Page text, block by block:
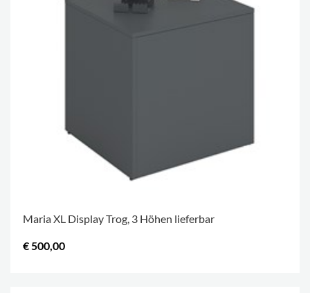
Maria XL Display Trog, 3 Höhen lieferbar
€ 500,00